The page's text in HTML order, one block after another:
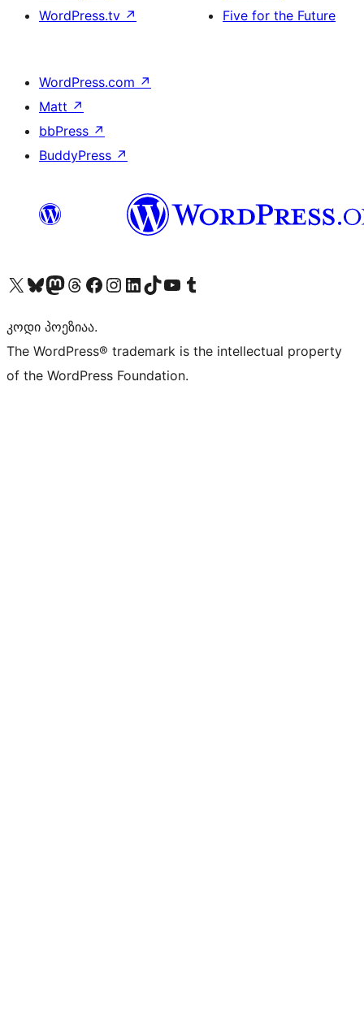
WordPress.tv ↗
Five for the Future
WordPress.com ↗
Matt ↗
bbPress ↗
BuddyPress ↗
Visit our X (formerly Twitter) account
Visit our Bluesky account
Visit our Mastodon account
Visit our Threads account
Visit our Facebook page
Visit our Instagram account
Visit our LinkedIn account
Visit our TikTok account
Visit our YouTube channel
Visit our Tumblr account
კოდი პოეზიაა.
The WordPress® trademark is the intellectual property
of the WordPress Foundation.